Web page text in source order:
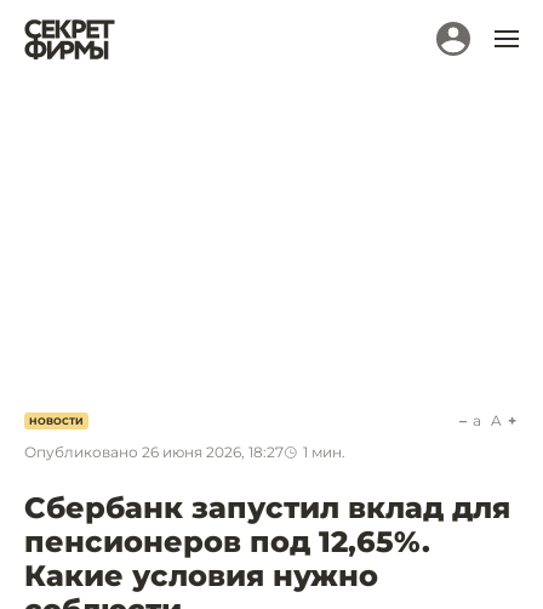
НОВОСТИ
Опубликовано 26 июня 2026, 18:27 1 мин.
a A
Сбербанк запустил вклад для
пенсионеров под 12,65%.
Какие условия нужно